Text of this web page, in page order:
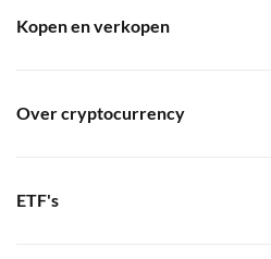
Kopen en verkopen
Over cryptocurrency
ETF's